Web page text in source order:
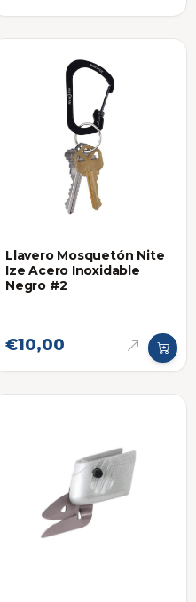
Llavero Mosquetón Nite
Ize Acero Inoxidable
Negro #2
€10,00